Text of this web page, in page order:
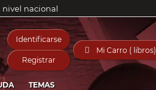
nivel nacional
Identificarse
Registrar
 Mi Carro ( libros)
TEMAS